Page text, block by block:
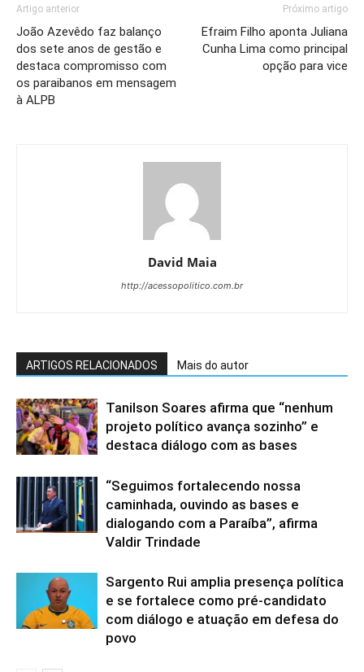
Artigo anterior
João Azevêdo faz balanço
dos sete anos de gestão e
destaca compromisso com
os paraibanos em mensagem
à ALPB
Próximo artigo
Efraim Filho aponta Juliana
Cunha Lima como principal
opção para vice
David Maia
http://acessopolitico.com.br
ARTIGOS RELACIONADOS Mais do autor
Tanilson Soares afirma que “nenhum
projeto político avança sozinho” e
destaca diálogo com as bases
“Seguimos fortalecendo nossa
caminhada, ouvindo as bases e
dialogando com a Paraíba”, afirma
Valdir Trindade
Sargento Rui amplia presença política
e se fortalece como pré-candidato
com diálogo e atuação em defesa do
povo